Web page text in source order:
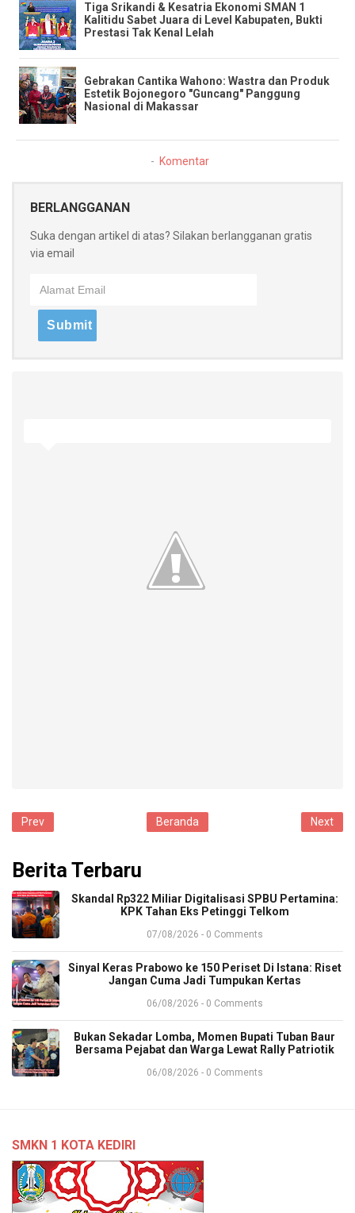
​Tiga Srikandi & Kesatria Ekonomi SMAN 1
Kalitidu Sabet Juara di Level Kabupaten, Bukti
Prestasi Tak Kenal Lelah
​Gebrakan Cantika Wahono: Wastra dan Produk
Estetik Bojonegoro "Guncang" Panggung
Nasional di Makassar
Komentar
BERLANGGANAN
Suka dengan artikel di atas? Silakan berlangganan gratis
via email
Prev Next
Beranda
Berita Terbaru
​Skandal Rp322 Miliar Digitalisasi SPBU Pertamina:
KPK Tahan Eks Petinggi Telkom
07/08/2026 - 0 Comments
Sinyal Keras Prabowo ke 150 Periset Di Istana: Riset
Jangan Cuma Jadi Tumpukan Kertas
06/08/2026 - 0 Comments
Bukan Sekadar Lomba, Momen Bupati Tuban Baur
Bersama Pejabat dan Warga Lewat Rally Patriotik
06/08/2026 - 0 Comments
SMKN 1 KOTA KEDIRI